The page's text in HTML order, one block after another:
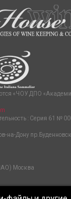
«ЧОУ ДПО
: Серия 61 №
на-Дону
Москва